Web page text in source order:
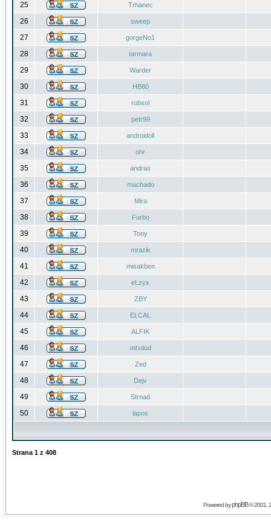
25 Trhanec
26 sweep
27 gorgeNo1
28 tarmara
29 Warder
30 HB80
31 robsol
32 petr99
33 androidoll
34 ohr
35 andras
36 machado
37 Mira
38 Furbo
39 Tony
40 mrazik
41 misakben
42 eLzyx
43 ZBY
44 ELCAL
45 ALFIK
46 mholod
47 Zed
48 Dejv
49 Strnad
50 lapos
Strana 1 z 408
Powered byphpBB© 2001,